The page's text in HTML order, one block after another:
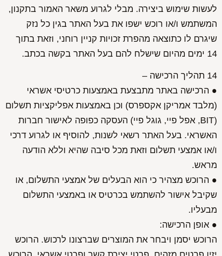
לעשות שימוש ביצירה. מבלי לגרוע משאר האמור בתקנון,
המשתמש ו/או רוכש ישפו את בעל האתר בגין כל נזק
שיגרם לו כתוצאה מהפרת זכויות קניין רוחני, וזאת בתוך
14 ימים מהיום שישלח להם בעל האתר בקשה בכתב.
14 תהליך הרכישה –
● הרכישה באתר מתבצעת באמצעות כרטיסי אשראי
(מלבד אמריקן אקספרס) וכן באמצעות אפליקציות תשלום
(BIT, אפל פיי, גוגל פיי) העסקה כפופה לאישור חברות
האשראי. בעל האתר רשאי לשנות, להוסיף או לגרוע דרכי
ו/או אמצעי תשלום וזאת מכל סיבה שהיא וללא הודעה
מראש.
● הרוכש מצהיר כי הוא הבעלים של אמצעי התשלום, או
שקיבל אישור להשתמש בכרטיס או באמצעי התשלום
מבעליו.
● אופן הרכישה:
הרוכש יסמן ויבחר את המוצרים שברצונו לרכוש. הרוכש